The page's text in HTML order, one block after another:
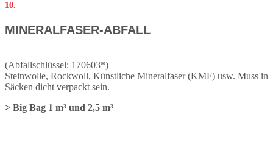
10.
MINERALFASER-ABFALL
(Abfallschlüssel: 170603*)
Steinwolle, Rockwoll, Künstliche Mineralfaser (KMF) usw. Muss in
Säcken dicht verpackt sein.
> Big Bag 1 m³ und 2,5 m³